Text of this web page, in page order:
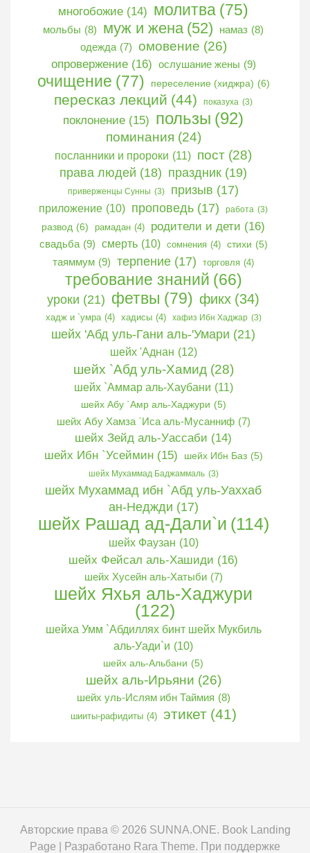
многобожие (14) молитва (75)
мольбы (8) муж и жена (52) намаз (8)
одежда (7) омовение (26)
опровержение (16) ослушание жены (9)
очищение (77) переселение (хиджра) (6)
пересказ лекций (44) показуха (3)
поклонение (15) пользы (92)
поминания (24)
посланники и пророки (11) пост (28)
права людей (18) праздник (19)
приверженцы Сунны (3) призыв (17)
приложение (10) проповедь (17) работа (3)
развод (6) рамадан (4) родители и дети (16)
свадьба (9) смерть (10) сомнения (4) стихи (5)
таяммум (9) терпение (17) торговля (4)
требование знаний (66)
уроки (21) фетвы (79) фикх (34)
хадж и `умра (4) хадисы (4) хафиз Ибн Хаджар (3)
шейх 'Абд уль-Гани аль-'Умари (21)
шейх 'Аднан (12)
шейх `Абд уль-Хамид (28)
шейх `Аммар аль-Хаубани (11)
шейх Абу `Амр аль-Хаджури (5)
шейх Абу Хамза `Иса аль-Мусанниф (7)
шейх Зейд аль-Уассаби (14)
шейх Ибн `Усеймин (15) шейх Ибн Баз (5)
шейх Мухаммад Баджаммаль (3)
шейх Мухаммад ибн `Абд уль-Уаххаб
ан-Неджди (17)
шейх Рашад ад-Дали`и (114)
шейх Фаузан (10)
шейх Фейсал аль-Хашиди (16)
шейх Хусейн аль-Хатыби (7)
шейх Яхья аль-Хаджури
(122)
шейха Умм `Абдиллях бинт шейх Мукбиль
аль-Уади`и (10)
шейх аль-Альбани (5)
шейх аль-Ирьяни (26)
шейх уль-Ислям ибн Таймия (8)
шииты-рафидиты (4) этикет (41)
Авторские права © 2026 SUNNA.ONE. Book Landing
Page | Разработано Rara Theme. При поддержке